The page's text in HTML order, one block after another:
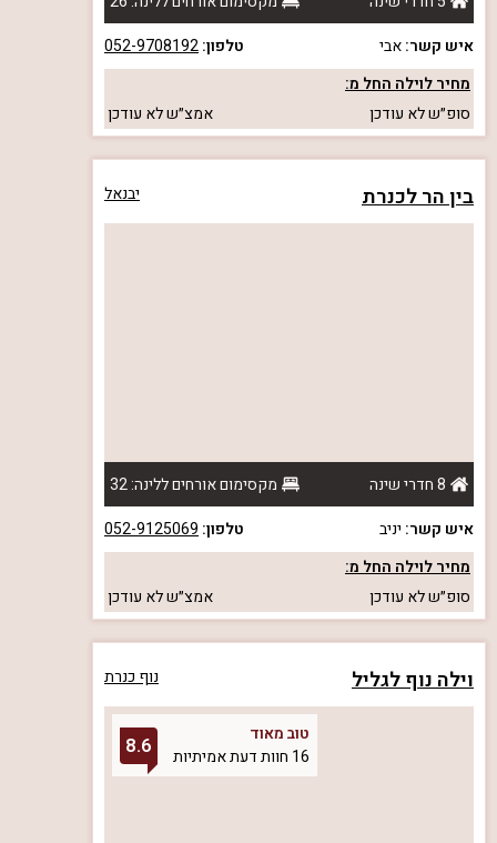
איש קשר:אבי טלפון:052-9708192
מחיר לוילה החל מ:
סופ״שלא עודכן אמצ״שלא עודכן
בין הר לכנרת יבנאל
8 חדרי שינה
מקסימום אורחים ללינה: 32
איש קשר: יניב טלפון: 052-9125069
מחיר לוילה החל מ:
סופ״שלא עודכן אמצ״שלא עודכן
וילה נוף לגליל נוף כנרת
טוב מאוד
16 חוות דעת אמיתיות
8.6